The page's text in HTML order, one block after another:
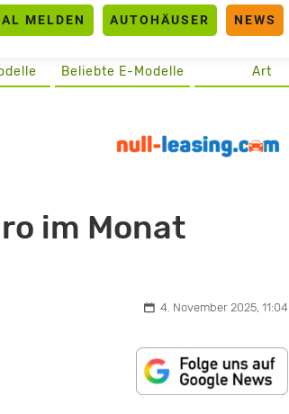
MELDEN AUTOHÄUSER NEWS
Art
Beliebte E-Modelle
im Monat
4. November 2025, 11:04